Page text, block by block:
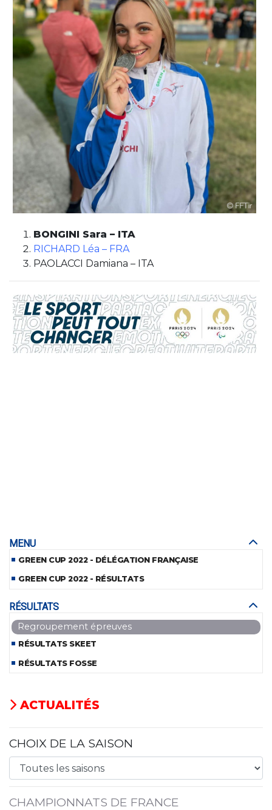
BONGINI Sara – ITA
RICHARD Léa – FRA
PAOLACCI Damiana – ITA
MENU
GREEN CUP 2022 - DÉLÉGATION FRANÇAISE
GREEN CUP 2022 - RÉSULTATS
RÉSULTATS
Regroupement épreuves
RÉSULTATS SKEET
RÉSULTATS FOSSE
ACTUALITÉS
CHOIX DE LA SAISON
CHAMPIONNATS DE FRANCE